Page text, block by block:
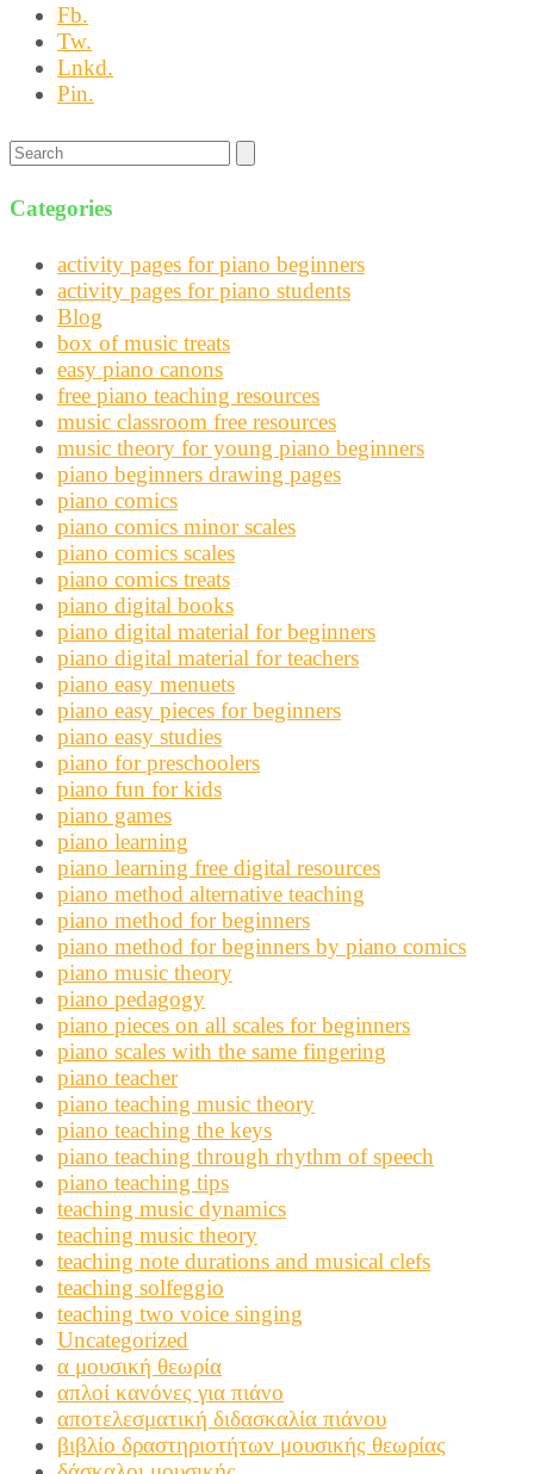
Fb.
Tw.
Lnkd.
Pin.
Search
Categories
activity pages for piano beginners
activity pages for piano students
Blog
box of music treats
easy piano canons
free piano teaching resources
music classroom free resources
music theory for young piano beginners
piano beginners drawing pages
piano comics
piano comics minor scales
piano comics scales
piano comics treats
piano digital books
piano digital material for beginners
piano digital material for teachers
piano easy menuets
piano easy pieces for beginners
piano easy studies
piano for preschoolers
piano fun for kids
piano games
piano learning
piano learning free digital resources
piano method alternative teaching
piano method for beginners
piano method for beginners by piano comics
piano music theory
piano pedagogy
piano pieces on all scales for beginners
piano scales with the same fingering
piano teacher
piano teaching music theory
piano teaching the keys
piano teaching through rhythm of speech
piano teaching tips
teaching music dynamics
teaching music theory
teaching note durations and musical clefs
teaching solfeggio
teaching two voice singing
Uncategorized
α μουσική θεωρία
απλοί κανόνες για πιάνο
αποτελεσματική διδασκαλία πιάνου
βιβλίο δραστηριοτήτων μουσικής θεωρίας